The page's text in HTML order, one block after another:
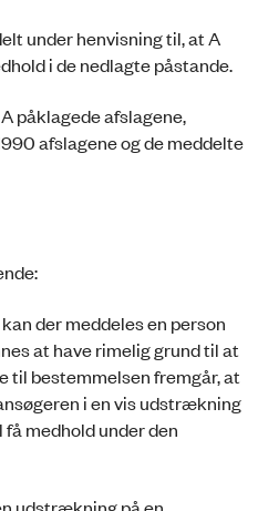
under henvisning til, at A
i de nedlagte påstande.
påklagede afslagene,
afslagene og de meddelte
der meddeles en person
at have rimelig grund til at
til bestemmelsen fremgår, at
i en vis udstrækning
medhold under den